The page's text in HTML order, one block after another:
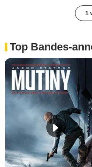
1
Top Bandes-